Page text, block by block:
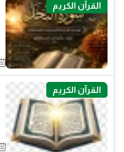
القرآن الكريم
القرآن الكريم